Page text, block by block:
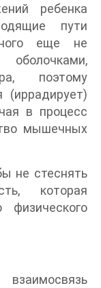
ребенка
пути
еще не
поэтому
(иррадирует)
в процесс
мышечных
не стеснять
которая